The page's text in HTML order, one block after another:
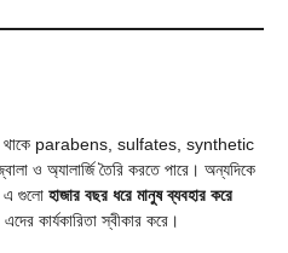
থাকে parabens, sulfates, synthetic
ও অ্যালার্জি তৈরি করতে পারে। অন্যদিকে
এ গুলো হাজার বছর ধরে মানুষ ব্যবহার করে
কার্যকারিতা স্বীকার করে।